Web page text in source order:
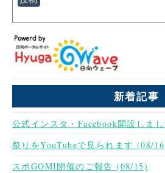
新着記事
公式インスタ・Facebook開設しま
祭りをYouTubeで見られます (08/
スポGOMI開催のご報告 (08/15)